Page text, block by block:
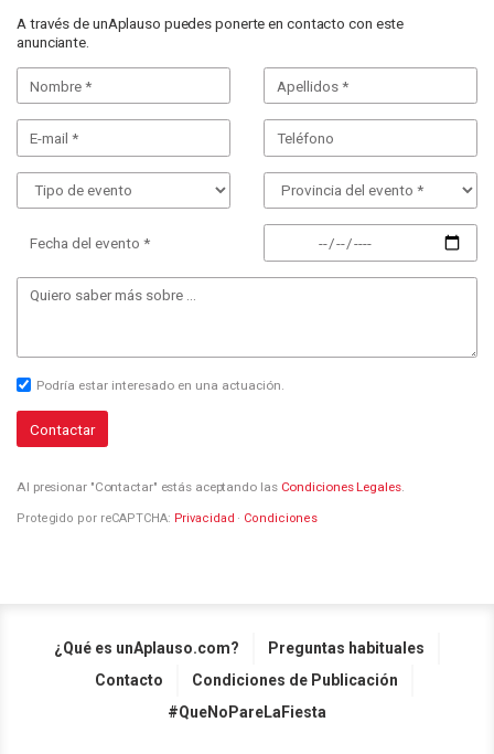
A través de unAplauso puedes ponerte en contacto con este
anunciante.
Fecha del evento *
Podría estar interesado en una actuación.
Contactar
Al presionar "Contactar" estás aceptando las Condiciones Legales.
Protegido por reCAPTCHA: Privacidad · Condiciones
¿Qué es unAplauso.com?
Preguntas habituales
Contacto
Condiciones de Publicación
#QueNoPareLaFiesta